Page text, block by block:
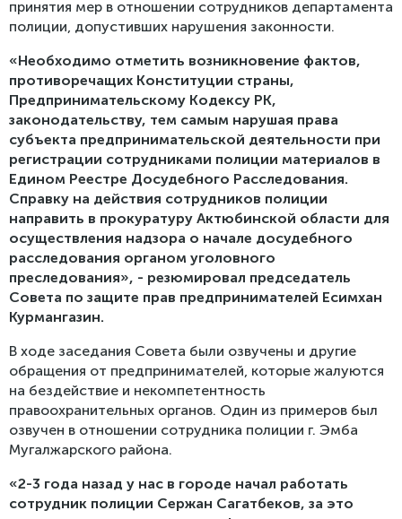
принятия мер в отношении сотрудников департамента
полиции, допустивших нарушения законности.
«Необходимо отметить возникновение фактов,
противоречащих Конституции страны,
Предпринимательскому Кодексу РК,
законодательству, тем самым нарушая права
субъекта предпринимательской деятельности при
регистрации сотрудниками полиции материалов в
Едином Реестре Досудебного Расследования.
Справку на действия сотрудников полиции
направить в прокуратуру Актюбинской области для
осуществления надзора о начале досудебного
расследования органом уголовного
преследования», - резюмировал председатель
Совета по защите прав предпринимателей Есимхан
Курмангазин.
В ходе заседания Совета были озвучены и другие
обращения от предпринимателей, которые жалуются
на бездействие и некомпетентность
правоохранительных органов. Один из примеров был
озвучен в отношении сотрудника полиции г. Эмба
Мугалжарского района.
«2-3 года назад у нас в городе начал работать
сотрудник полиции Сержан Сагатбеков, за это